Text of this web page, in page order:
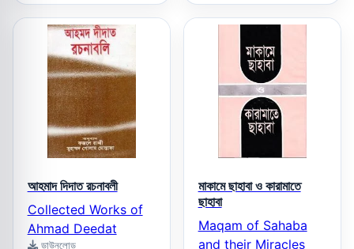
আহমাদ দিদাত রচনাবলী
Collected Works of
Ahmad Deedat
ডাউনলোড
মাকামে ছাহাবা ও কারামাতে
ছাহাবা
Maqam of Sahaba
and their Miracles